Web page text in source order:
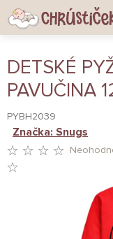
Prejsť
na
obsah
DETSKÉ
PAVUČINA
PYBH2039
Značka: Snugs